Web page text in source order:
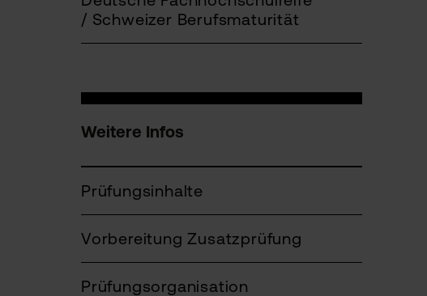
/ Schweizer Berufsmaturität
Weitere Infos
Prüfungsinhalte
Vorbereitung Zusatzprüfung
Prüfungsorganisation